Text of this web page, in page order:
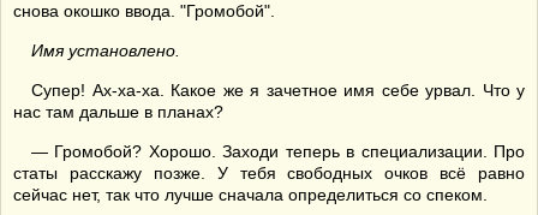
снова окошко ввода. "Громобой".
Имя установлено.
Супер! Ах-ха-ха. Какое же я зачетное имя себе урвал. Что у
нас там дальше в планах?
— Громобой? Хорошо. Заходи теперь в специализации. Про
статы расскажу позже. У тебя свободных очков всё равно
сейчас нет, так что лучше сначала определиться со спеком.